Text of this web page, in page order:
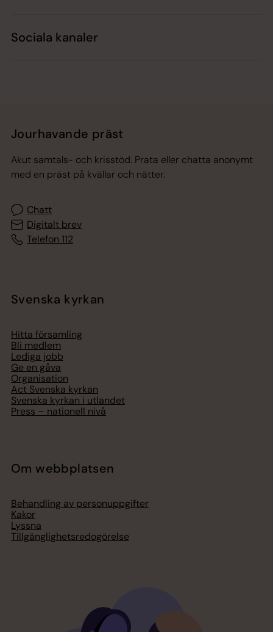
Sociala kanaler
Jourhavande präst
Akut samtals- och krisstöd. Prata eller chatta anonymt
med en präst på kvällar och nätter.
Chatt
Digitalt brev
Telefon 112
Svenska kyrkan
Hitta församling
Bli medlem
Lediga jobb
Ge en gåva
Organisation
Act Svenska kyrkan
Svenska kyrkan i utlandet
Press – nationell nivå
Om webbplatsen
Behandling av personuppgifter
Kakor
Lyssna
Tillgänglighetsredogörelse